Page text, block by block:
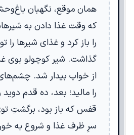
همان موقع، نگهبان
که وقت غذا دادن به
را باز کرد و غذای شیرها
گذاشت. شیر کوچولو بوی
از خواب بیدار شد.
را مالید؛ بعد، ده قدم دوید
قفس که باز بود، برگشتِ
سرِ ظرف غذا و شروع به